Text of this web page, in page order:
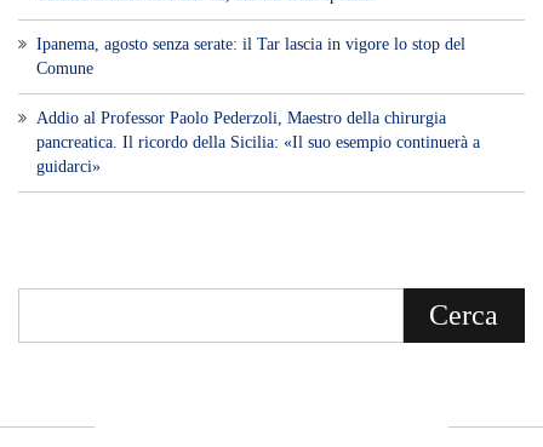
Ipanema, agosto senza serate: il Tar lascia in vigore lo stop del
Comune
Addio al Professor Paolo Pederzoli, Maestro della chirurgia
pancreatica. Il ricordo della Sicilia: «Il suo esempio continuerà a
guidarci»